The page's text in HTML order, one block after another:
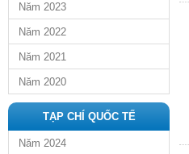
Năm 2023
Năm 2022
Năm 2021
Năm 2020
TẠP CHÍ QUỐC TẾ
Năm 2024